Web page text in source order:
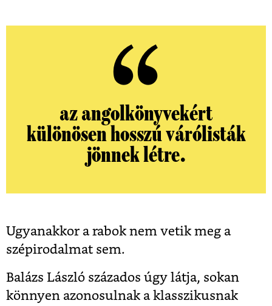
az angolkönyvekért
különösen hosszú várólisták
jönnek létre.
Ugyanakkor a rabok nem vetik meg a
szépirodalmat sem.
Balázs László százados úgy látja, sokan
könnyen azonosulnak a klasszikusnak